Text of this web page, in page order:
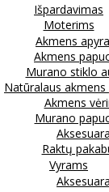
Išpardavimas
Moterims
Akmens
Akmens
Murano stiklo
Natūralaus akmens
Akmens
Murano
Raktų
Vyrams